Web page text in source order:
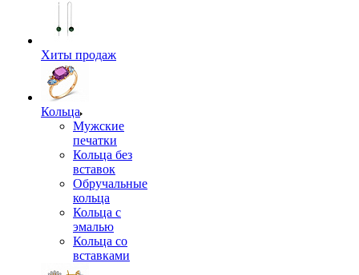
Хиты продаж
Кольца
Мужские
печатки
Кольца без
вставок
Обручальные
кольца
Кольца с
эмалью
Кольца со
вставками